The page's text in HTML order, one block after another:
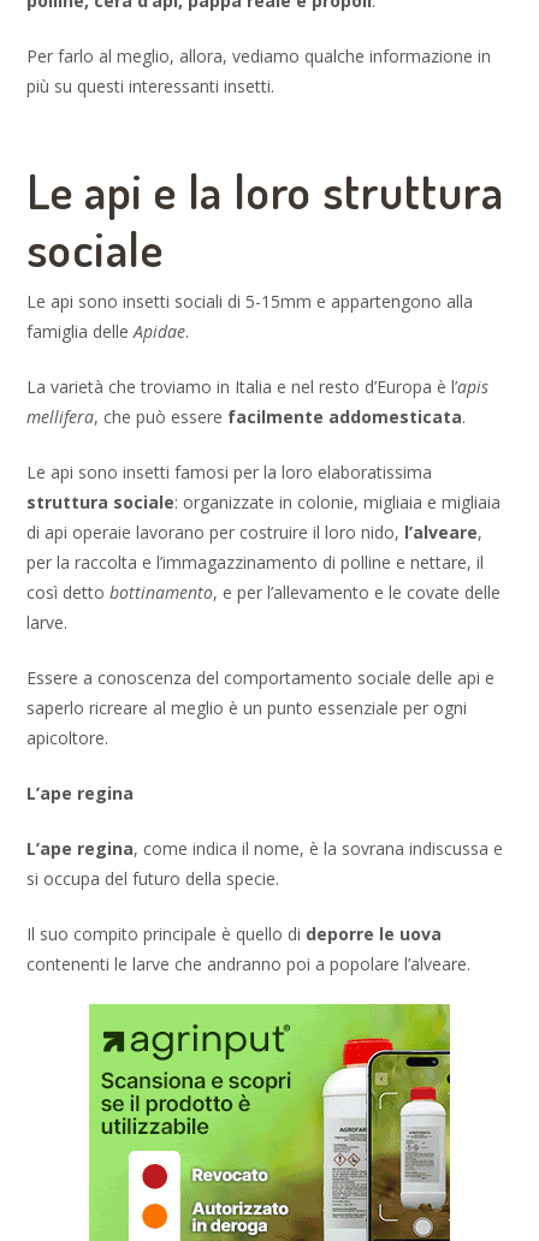
Per farlo al meglio, allora, vediamo qualche informazione in
più su questi interessanti insetti.
Le api e la loro struttura
sociale
Le api sono insetti sociali di 5-15mm e appartengono alla
famiglia delleApidae.
La varietà che troviamo in Italia e nel resto d’Europa è l’apis
mellifera, che può essere facilmente addomesticata.
Le api sono insetti famosi per la loro elaboratissima
struttura sociale: organizzate in colonie, migliaia e migliaia
di api operaie lavorano per costruire il loro nido, l’alveare,
per la raccolta e l’immagazzinamento di polline e nettare, il
così dettobottinamento, e per l’allevamento e le covate delle
larve.
Essere a conoscenza del comportamento sociale delle api e
saperlo ricreare al meglio è un punto essenziale per ogni
apicoltore.
L’ape regina
L’ape regina, come indica il nome, è la sovrana indiscussa e
si occupa del futuro della specie.
Il suo compito principale è quello di deporre le uova
contenenti le larve che andranno poi a popolare l’alveare.